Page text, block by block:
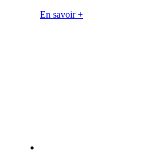
En savoir +